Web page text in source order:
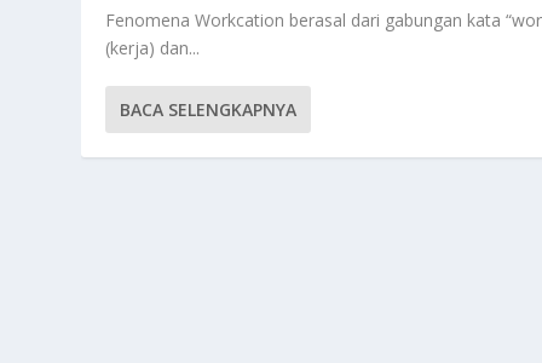
Fenomena Workcation berasal dari gabungan kata
(kerja) dan...
BACA SELENGKAPNYA